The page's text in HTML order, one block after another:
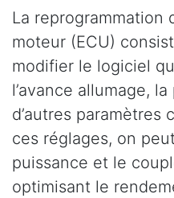
La reprogrammation
moteur (ECU)
modifier le logiciel
l’avance allumage,
d’autres paramètres
ces réglages, on
puissance et le
optimisant le